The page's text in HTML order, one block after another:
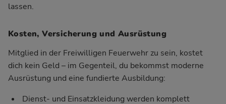
lassen.
Kosten, Versicherung und Ausrüstung
Mitglied in der Freiwilligen Feuerwehr zu sein, kostet
dich kein Geld – im Gegenteil, du bekommst moderne
Ausrüstung und eine fundierte Ausbildung:
Dienst- und Einsatzkleidung werden komplett